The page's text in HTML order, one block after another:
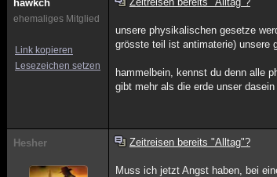
hawkch
ehemaliges Mitglied
Link kopieren
Lesezeichen setzen
unsere physikalischen gesetze
grösste teil ist antimaterie) unsere
hammelbein, kennst du denn alle
gibt mehr als die erde unser
Hesher Zeitreisen bereits "Alltag"?
Muss ich jetzt Angst haben, bei